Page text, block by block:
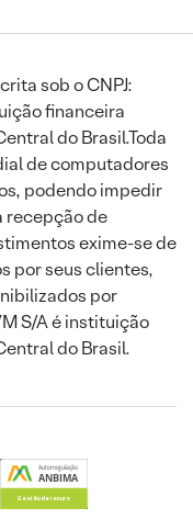
sob o CNPJ:
financeira
do Brasil.Toda
de computadores
podendo impedir
recepção de
exime-se de
por seus clientes,
por
S/A é instituição
do Brasil.